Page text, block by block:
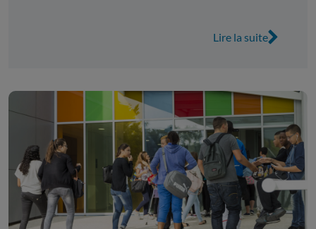
Lire la suite